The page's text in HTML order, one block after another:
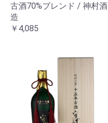
古酒70%ブレンド / 神村酒
造
￥4,085